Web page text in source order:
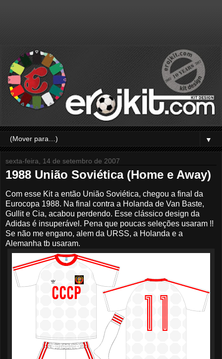
▼
sexta-feira, 14 de setembro de 2007
1988 União Soviética (Home e Away)
Com esse Kit a então União Soviética, chegou a final da
Eurocopa 1988. Na final contra a Holanda de Van Baste,
Gullit e Cia, acabou perdendo. Esse clássico design da
Adidas é insuperável. Pena que poucas seleções usaram !!
Se não me engano, alem da URSS, a Holanda e a
Alemanha tb usaram.